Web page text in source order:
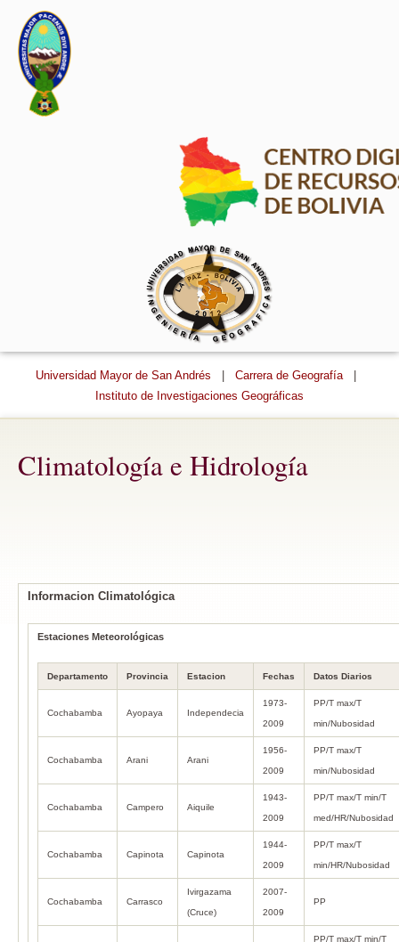
Universidad Mayor de San Andrés | Carrera de Geografía
|
Instituto de Investigaciones Geográficas
Climatología e Hidrología
Informacion Climatológica
Estaciones Meteorológicas
Departamento Provincia Estacion Fechas Datos Diarios
Cochabamba Ayopaya Independecia
1973-
2009
PP/T max/T
min/Nubosidad
Cochabamba Arani Arani
1956-
2009
PP/T max/T
min/Nubosidad
Cochabamba Campero Aiquile
1943-
2009
PP/T max/T min/T
med/HR/Nubosidad
Cochabamba Capinota Capinota
1944-
2009
PP/T max/T
min/HR/Nubosidad
Cochabamba Carrasco
Ivirgazama
(Cruce)
2007-
2009
PP
PP/T max/T min/T